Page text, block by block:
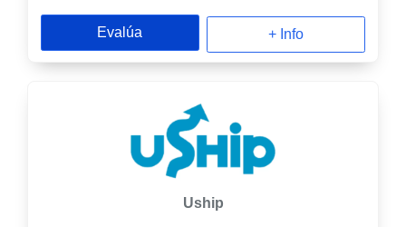
Evalúa + Info
Uship